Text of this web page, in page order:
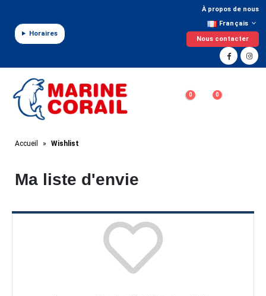
Horaires
À propos de nous
Français
Nous contacter
0 0
Accueil » Wishlist
Ma liste d'envie